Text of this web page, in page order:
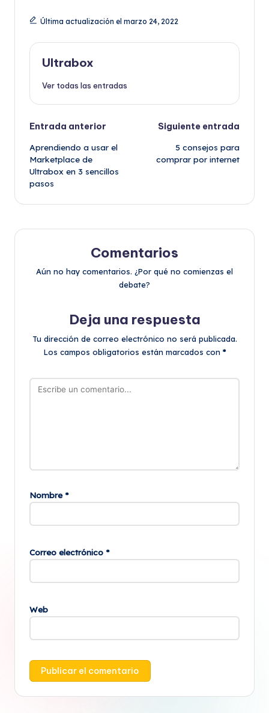
Última actualización el marzo 24, 2022
Ultrabox
Ver todas las entradas
Navegación
de
entradas
Entrada anterior
Aprendiendo a usar el
Marketplace de
Ultrabox en 3 sencillos
pasos
Siguiente entrada
5 consejos para
comprar por internet
Comentarios
Aún no hay comentarios. ¿Por qué no comienzas el
debate?
Deja una respuesta
Tu dirección de correo electrónico no será publicada.
Los campos obligatorios están marcados con *
Nombre *
Correo electrónico *
Web